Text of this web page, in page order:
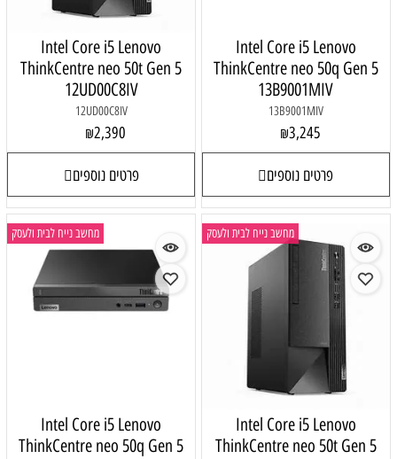
Intel Core i5 Lenovo
ThinkCentre neo 50q Gen 5
13B9001MIV
13B9001MIV
₪3,245
פרטים נוספים
Intel Core i5 Lenovo
ThinkCentre neo 50t Gen 5
12UD00C8IV
12UD00C8IV
₪2,390
פרטים נוספים
מחשב נייח לבית ולעסק
Intel Core i5 Lenovo
ThinkCentre neo 50t Gen 5
מחשב נייח לבית ולעסק
Intel Core i5 Lenovo
ThinkCentre neo 50q Gen 5